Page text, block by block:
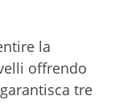
la
offrendo
tre